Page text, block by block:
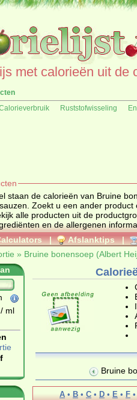
met calorieën uit de
Ruststofwisseling
staan de calorieën van Bruine
soep(producten) en sauzen. Zoekt u
of bekijk alle producten uit de
en de allergenen
| Afslanktips |
» Bruine bonensoep (Albert
ml
Bruine
A • B • C • D • E • F •